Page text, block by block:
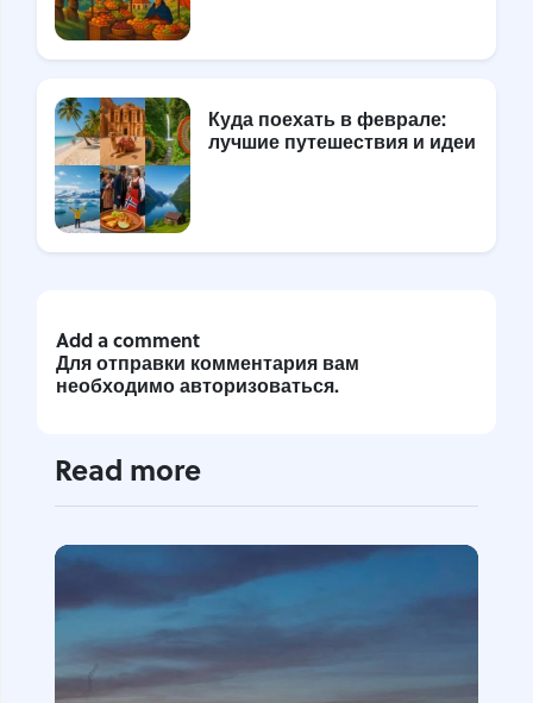
Куда поехать в феврале:
лучшие путешествия и идеи
Add a comment
Для отправки комментария вам
необходимоавторизоваться.
Read more